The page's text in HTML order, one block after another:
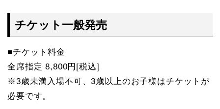
チケット一般発売
■チケット料金
全席指定 8,800円[税込]
※3歳未満入場不可、3歳以上のお子様はチケットが
必要です。